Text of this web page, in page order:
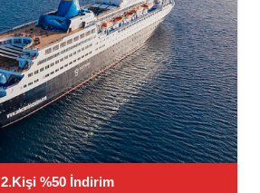
2.Kişi %50 İndirim